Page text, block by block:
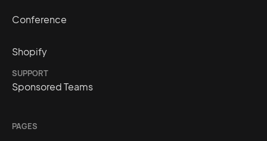
Conference
Shopify
SUPPORT
Sponsored Teams
PAGES